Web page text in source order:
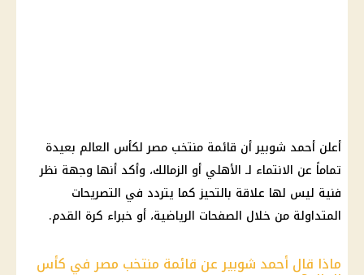
أعلن أحمد شوبير أن قائمة منتخب مصر لكأس العالم بعيدة
تماماً عن الانتماء لـ الأهلي أو الزمالك، وأكد أنها وجهة نظر
فنية ليس لها علاقة بالتحيز كما يتردد في التصريحات
المتداولة من خلال الصفحات الرياضية، أو خبراء كرة القدم.
ماذا قال أحمد شوبير عن قائمة منتخب مصر في كأس